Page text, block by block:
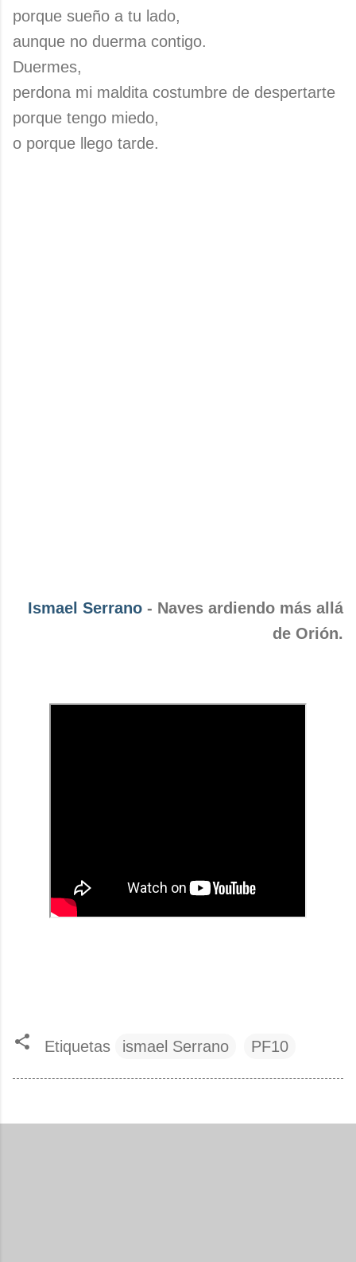
porque sueño a tu lado,
aunque no duerma contigo.
Duermes,
perdona mi maldita costumbre de despertarte
porque tengo miedo,
o porque llego tarde.
Ismael Serrano - Naves ardiendo más allá
de Orión.
Etiquetas ismael Serrano PF10